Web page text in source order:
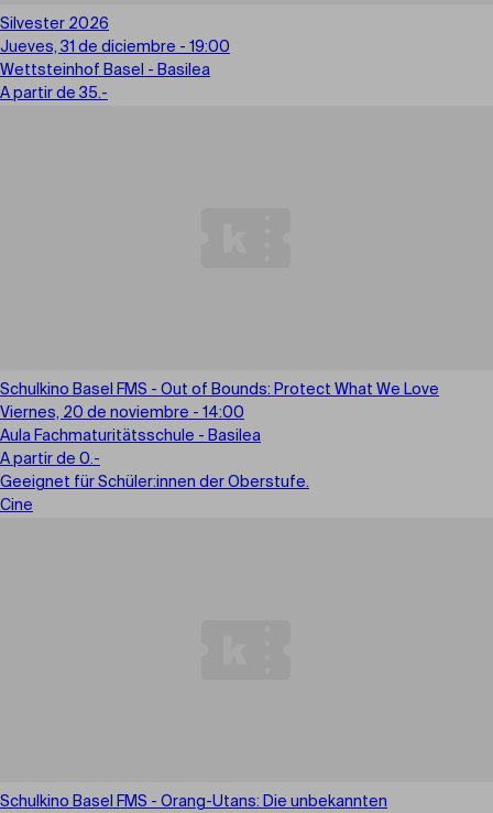
Silvester 2026
Jueves, 31 de diciembre - 19:00
Wettsteinhof Basel - Basilea
A partir de 35.-
Schulkino Basel FMS - Out of Bounds: Protect What We Love
Viernes, 20 de noviembre - 14:00
Aula Fachmaturitätsschule - Basilea
A partir de 0.-
Geeignet für Schüler:innen der Oberstufe.
Cine
Schulkino Basel FMS - Orang-Utans: Die unbekannten